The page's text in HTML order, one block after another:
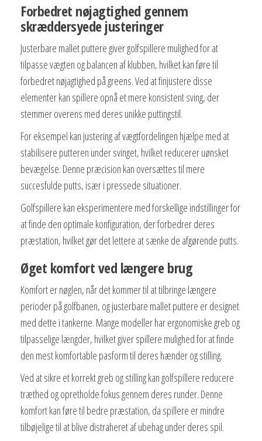
Forbedret nøjagtighed gennem
skræddersyede justeringer
Justerbare mallet puttere giver golfspillere mulighed for at
tilpasse vægten og balancen af klubben, hvilket kan føre til
forbedret nøjagtighed på greens. Ved at finjustere disse
elementer kan spillere opnå et mere konsistent sving, der
stemmer overens med deres unikke puttingstil.
For eksempel kan justering af vægtfordelingen hjælpe med at
stabilisere putteren under svinget, hvilket reducerer uønsket
bevægelse. Denne præcision kan oversættes til mere
succesfulde putts, især i pressede situationer.
Golfspillere kan eksperimentere med forskellige indstillinger for
at finde den optimale konfiguration, der forbedrer deres
præstation, hvilket gør det lettere at sænke de afgørende putts.
Øget komfort ved længere brug
Komfort er nøglen, når det kommer til at tilbringe længere
perioder på golfbanen, og justerbare mallet puttere er designet
med dette i tankerne. Mange modeller har ergonomiske greb og
tilpasselige længder, hvilket giver spillere mulighed for at finde
den mest komfortable pasform til deres hænder og stilling.
Ved at sikre et korrekt greb og stilling kan golfspillere reducere
træthed og opretholde fokus gennem deres runder. Denne
komfort kan føre til bedre præstation, da spillere er mindre
tilbøjelige til at blive distraheret af ubehag under deres spil.